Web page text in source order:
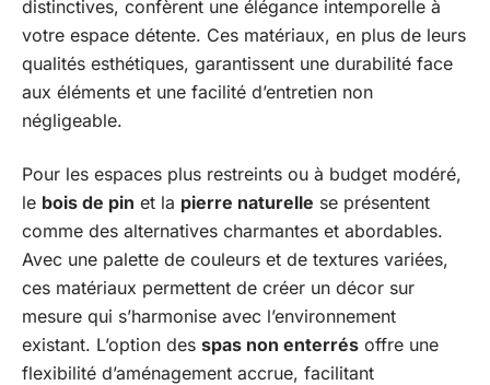
distinctives, confèrent une élégance intemporelle à
votre espace détente. Ces matériaux, en plus de leurs
qualités esthétiques, garantissent une durabilité face
aux éléments et une facilité d’entretien non
négligeable.
Pour les espaces plus restreints ou à budget modéré,
le bois de pin et la pierre naturelle se présentent
comme des alternatives charmantes et abordables.
Avec une palette de couleurs et de textures variées,
ces matériaux permettent de créer un décor sur
mesure qui s’harmonise avec l’environnement
existant. L’option des spas non enterrés offre une
flexibilité d’aménagement accrue, facilitant